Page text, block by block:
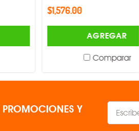
AGREGAR
Comparar
PROMOCIONES Y